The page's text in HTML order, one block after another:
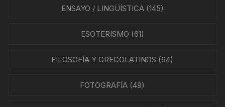
ENSAYO / LINGÜÍSTICA(145)
ESOTERISMO (61)
FILOSOFÍA Y GRECOLATINOS (64)
FOTOGRAFÍA (49)